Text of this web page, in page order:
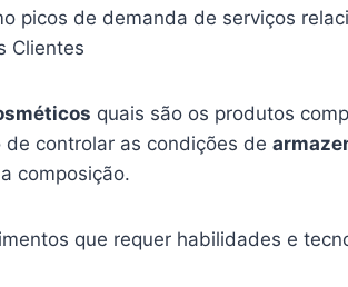
picos de demanda de serviços
Clientes
quais são os produtos
controlar as condições de
composição.
que requer habilidades e